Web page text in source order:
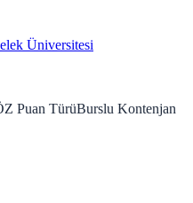
Üniversitesi
Puan TürüBurslu Kontenjan